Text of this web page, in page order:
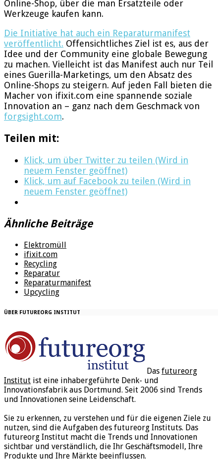
Online-Shop, über die man Ersatzteile oder
Werkzeuge kaufen kann.
Die Initiative hat auch ein Reparaturmanifest
veröffentlicht. Offensichtliches Ziel ist es, aus der
Idee und der Community eine globale Bewegung
zu machen. Vielleicht ist das Manifest auch nur Teil
eines Guerilla-Marketings, um den Absatz des
Online-Shops zu steigern. Auf jeden Fall bieten die
Macher von ifixit.com eine spannende soziale
Innovation an – ganz nach dem Geschmack von
forgsight.com.
Teilen mit:
Klick, um über Twitter zu teilen (Wird in
neuem Fenster geöffnet)
Klick, um auf Facebook zu teilen (Wird in
neuem Fenster geöffnet)
Ähnliche Beiträge
Elektromüll
ifixit.com
Recycling
Reparatur
Reparaturmanifest
Upcycling
ÜBER FUTUREORG INSTITUT
Das futureorg
Institut ist eine inhabergeführte Denk- und
Innovationsfabrik aus Dortmund. Seit 2006 sind Trends
und Innovationen seine Leidenschaft.
Sie zu erkennen, zu verstehen und für die eigenen Ziele zu
nutzen, sind die Aufgaben des futureorg Instituts. Das
futureorg Institut macht die Trends und Innovationen
sichtbar und verständlich, die Ihr Geschäftsmodell, Ihre
Produkte und Ihre Märkte beeinflussen.